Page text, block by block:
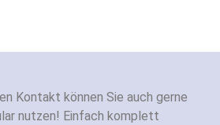
Kontakt können Sie auch gerne
nutzen! Einfach komplett